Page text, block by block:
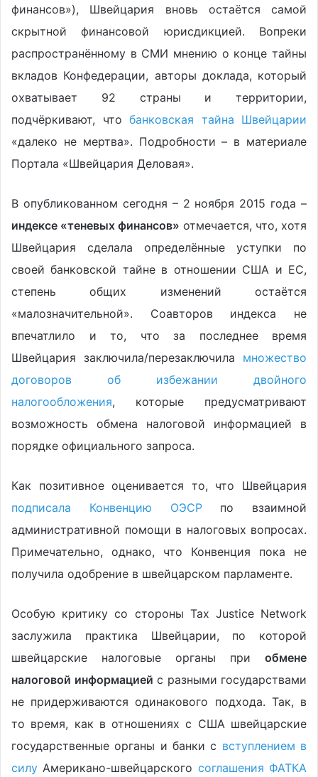
финансов»), Швейцария вновь остаётся самой
скрытной финансовой юрисдикцией. Вопреки
распространённому в СМИ мнению о конце тайны
вкладов Конфедерации, авторы доклада, который
охватывает 92 страны и территории,
подчёркивают, что банковская тайна Швейцарии
«далеко не мертва». Подробности – в материале
Портала «Швейцария Деловая».
В опубликованном сегодня – 2 ноября 2015 года –
индексе «теневых финансов» отмечается, что, хотя
Швейцария сделала определённые уступки по
своей банковской тайне в отношении США и ЕС,
степень общих изменений остаётся
«малозначительной». Соавторов индекса не
впечатлило и то, что за последнее время
Швейцария заключила/перезаключила множество
договоров об избежании двойного
налогообложения, которые предусматривают
возможность обмена налоговой информацией в
порядке официального запроса.
Как позитивное оценивается то, что Швейцария
подписала Конвенцию ОЭСРпо взаимной
административной помощи в налоговых вопросах.
Примечательно, однако, что Конвенция пока не
получила одобрение в швейцарском парламенте.
Особую критику со стороны Tax Justice Network
заслужила практика Швейцарии, по которой
швейцарские налоговые органы при обмене
налоговой информацией с разными государствами
не придерживаются одинакового подхода. Так, в
то время, как в отношениях с США швейцарские
государственные органы и банки с вступлением в
силу Американо-швейцарского соглашения ФАТКА